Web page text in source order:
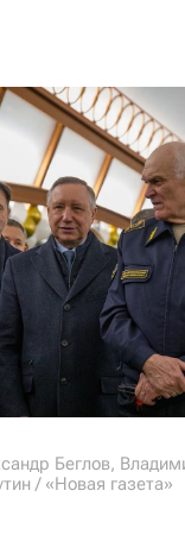
Беглов,
/ «Новая газета»